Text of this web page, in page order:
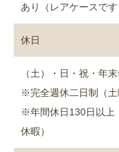
あり（レアケースです
休日
（土）・日・祝・年
※完全週休二日制（土
※年間休日130日以上
休暇）